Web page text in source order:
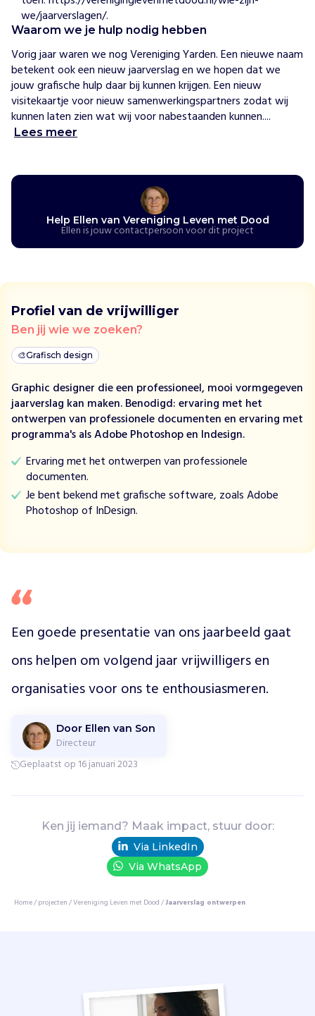
n
D
e
V
e
r
e
n
i
i
v
n
e
t
d
o
d
w
i
l
a
t
d
e
e
e
n
t
u
u
l
i
j
e
h
we/jaarverslagen/.
Waarom we je hulp nodig hebben
Vorig jaar waren we nog Vereniging Yarden. Een nieuwe naam
betekent ook een nieuw jaarverslag en we hopen dat we
jouw grafische hulp daar bij kunnen krijgen. Een nieuw
visitekaartje voor nieuw samenwerkingspartners zodat wij
kunnen laten zien wat wij voor nabestaanden kunnen....
Lees meer
Help Ellen van Vereniging Leven met Dood
Ellen is jouw contactpersoon voor dit project
Profiel van de vrijwilliger
Ben jij wie we zoeken?
🎨Grafisch design
Graphic designer die een professioneel, mooi vormgegeven
jaarverslag kan maken. Benodigd: ervaring met het
ontwerpen van professionele documenten en ervaring met
programma's als Adobe Photoshop en Indesign.
Ervaring met het ontwerpen van professionele
documenten.
Je bent bekend met grafische software, zoals Adobe
Photoshop of InDesign.
Een goede presentatie van ons jaarbeeld gaat
ons helpen om volgend jaar vrijwilligers en
organisaties voor ons te enthousiasmeren.
Door Ellen van Son
Directeur
Geplaatst op 16 januari 2023
Ken jij iemand? Maak impact, stuur door:
Via LinkedIn
Via WhatsApp
Home/projecten/Vereniging Leven met Dood/Jaarverslag ontwerpen